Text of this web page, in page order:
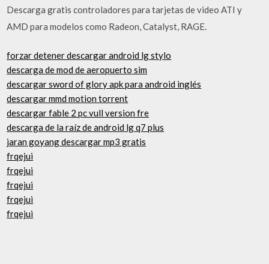
Descarga gratis controladores para tarjetas de video ATI y
AMD para modelos como Radeon, Catalyst, RAGE.
forzar detener descargar android lg stylo
descarga de mod de aeropuerto sim
descargar sword of glory apk para android inglés
descargar mmd motion torrent
descargar fable 2 pc vull version fre
descarga de la raíz de android lg q7 plus
jaran goyang descargar mp3 gratis
frqejui
frqejui
frqejui
frqejui
frqejui